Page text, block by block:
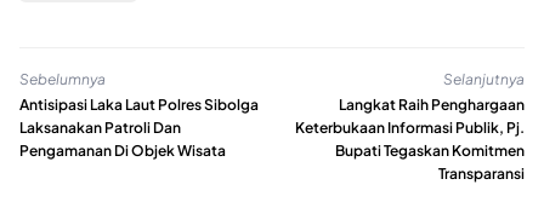
Sebelumnya
Antisipasi Laka Laut Polres Sibolga
Laksanakan Patroli Dan
Pengamanan Di Objek Wisata
Selanjutnya
Langkat Raih Penghargaan
Keterbukaan Informasi Publik, Pj.
Bupati Tegaskan Komitmen
Transparansi